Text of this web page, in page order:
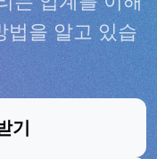
법을 알고 있습
기